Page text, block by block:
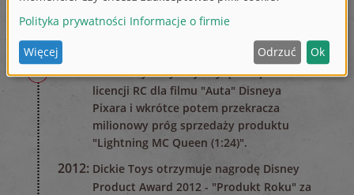
od Walta Disneya po raz pierwszy w
historii firmy.
2010s
2011: Dickie Toys uzyskuje wyłączne prawa do
licencji RC dla filmu "Auta" Disneya
Pixara i wkrótce potem przekracza
milionowy próg sprzedaży produktu
"Lightning MC Queen (1:24)".
2012: Dickie Toys otrzymuje nagrodę Disney
Product Award 2012 - "Produkt Roku" za